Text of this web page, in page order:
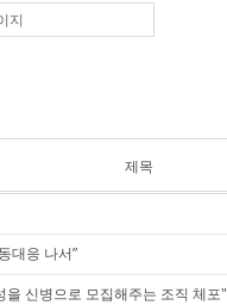
지
제목
대응 나서”
신병으로 모집해주는 조직 체포"